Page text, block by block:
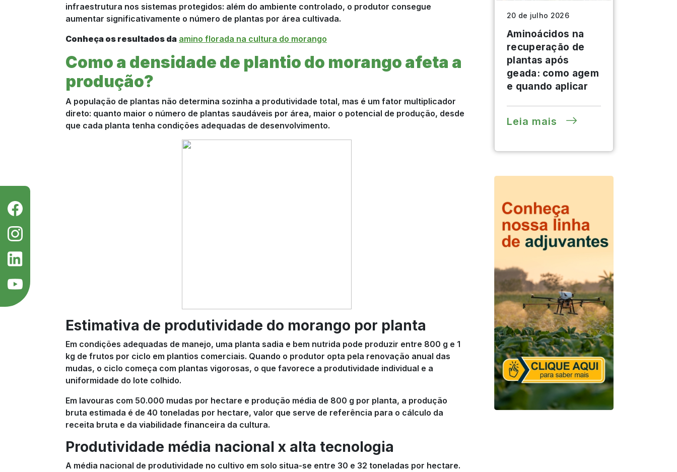
infraestrutura nos sistemas protegidos: além do ambiente controlado, o produtor consegue
aumentar significativamente o número de plantas por área cultivada.
Conheça os resultados da amino florada na cultura do morango
Como a densidade de plantio do morango afeta a
produção?
A população de plantas não determina sozinha a produtividade total, mas é um fator multiplicador
direto: quanto maior o número de plantas saudáveis por área, maior o potencial de produção, desde
que cada planta tenha condições adequadas de desenvolvimento.
Estimativa de produtividade do morango por planta
Em condições adequadas de manejo, uma planta sadia e bem nutrida pode produzir entre 800 g e 1
kg de frutos por ciclo em plantios comerciais. Quando o produtor opta pela renovação anual das
mudas, o ciclo começa com plantas vigorosas, o que favorece a produtividade individual e a
uniformidade do lote colhido.
Em lavouras com 50.000 mudas por hectare e produção média de 800 g por planta, a produção
bruta estimada é de 40 toneladas por hectare, valor que serve de referência para o cálculo da
receita bruta e da viabilidade financeira da cultura.
Produtividade média nacional x alta tecnologia
A média nacional de produtividade no cultivo em solo situa-se entre 30 e 32 toneladas por hectare.
20 de julho 2026
Aminoácidos na
recuperação de
plantas após
geada: como agem
e quando aplicar
Leia mais